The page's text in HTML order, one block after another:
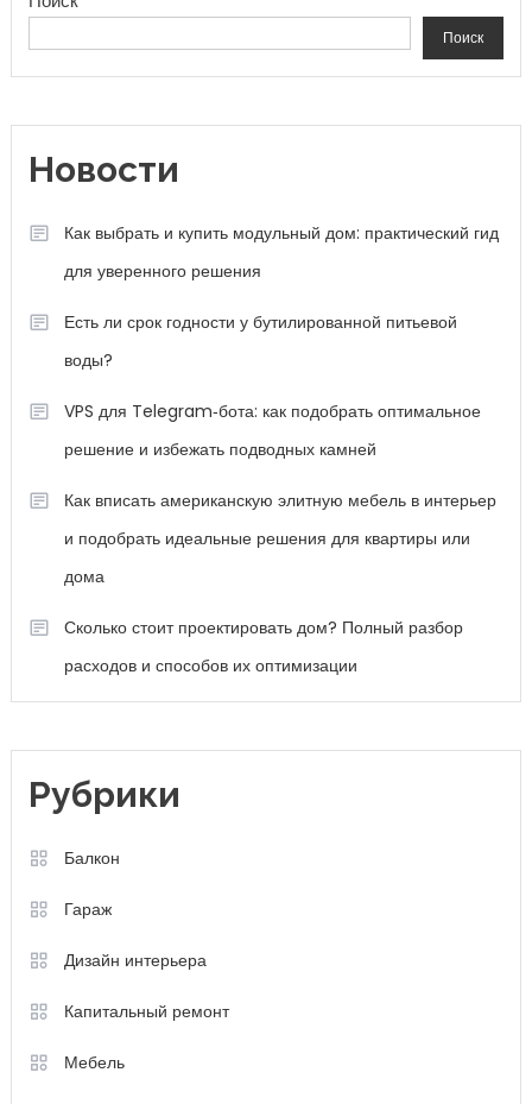
Поиск
Новости
Как выбрать и купить модульный дом: практический гид
для уверенного решения
Есть ли срок годности у бутилированной питьевой
воды?
VPS для Telegram‑бота: как подобрать оптимальное
решение и избежать подводных камней
Как вписать американскую элитную мебель в интерьер
и подобрать идеальные решения для квартиры или
дома
Сколько стоит проектировать дом? Полный разбор
расходов и способов их оптимизации
Рубрики
Балкон
Гараж
Дизайн интерьера
Капитальный ремонт
Мебель